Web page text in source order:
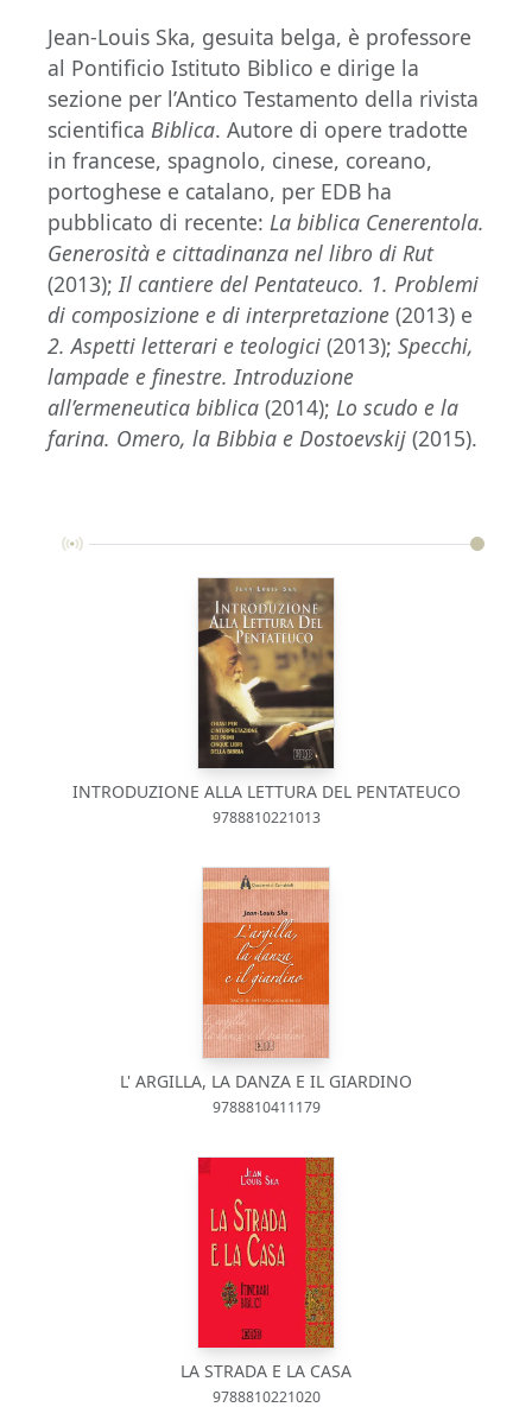
Jean-Louis Ska, gesuita belga, è professore
al Pontificio Istituto Biblico e dirige la
sezione per l’Antico Testamento della rivista
scientifica Biblica. Autore di opere tradotte
in francese, spagnolo, cinese, coreano,
portoghese e catalano, per EDB ha
pubblicato di recente: La biblica Cenerentola.
Generosità e cittadinanza nel libro di Rut
(2013);Il cantiere del Pentateuco. 1. Problemi
di composizione e di interpretazione (2013) e
2. Aspetti letterari e teologici (2013); Specchi,
lampade e finestre. Introduzione
all’ermeneutica biblica (2014); Lo scudo e la
farina. Omero, la Bibbia e Dostoevskij (2015).
INTRODUZIONE ALLA LETTURA DEL PENTATEUCO
9788810221013
L' ARGILLA, LA DANZA E IL GIARDINO
9788810411179
LA STRADA E LA CASA
9788810221020